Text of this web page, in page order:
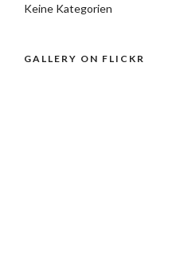
Keine Kategorien
GALLERY ON FLICKR